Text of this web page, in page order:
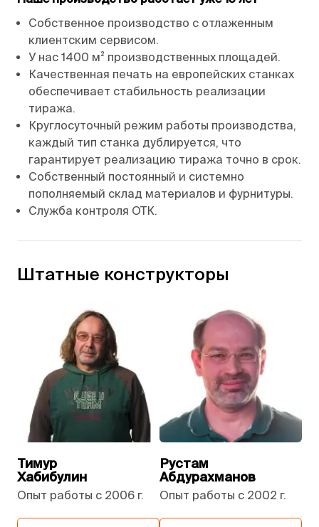
Собственное производство с отлаженным
клиентским сервисом.
У нас 1400 м² производственных площадей.
Качественная печать на европейских станках
обеспечивает стабильность реализации
тиража.
Круглосуточный режим работы производства,
каждый тип станка дублируется, что
гарантирует реализацию тиража точно в срок.
Собственный постоянный и системно
пополняемый склад материалов и фурнитуры.
Служба контроля ОТК.
Штатные конструкторы
Тимур
Хабибулин
Опыт работы с 2006 г.
Рустам
Абдурахманов
Опыт работы с 2002 г.